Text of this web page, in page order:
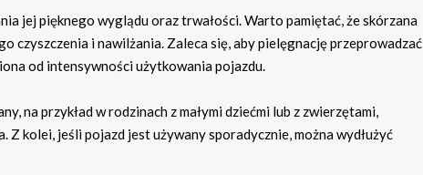
jej pięknego wyglądu oraz trwałości. Warto pamiętać, że skórzana
czyszczenia i nawilżania. Zaleca się, aby pielęgnację przeprowadzać
od intensywności użytkowania pojazdu.
na przykład w rodzinach z małymi dziećmi lub z zwierzętami,
Z kolei, jeśli pojazd jest używany sporadycznie, można wydłużyć